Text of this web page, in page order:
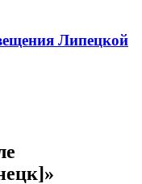
Липецкой